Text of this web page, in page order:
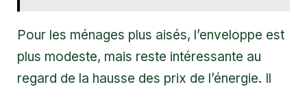
Pour les ménages plus aisés, l’enveloppe est
plus modeste, mais reste intéressante au
regard de la hausse des prix de l’énergie. Il